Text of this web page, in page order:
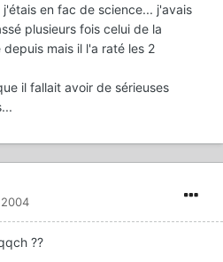
en fac de science... j'avais
plusieurs fois celui de la
mais il l'a raté les 2
il fallait avoir de sérieuses
??